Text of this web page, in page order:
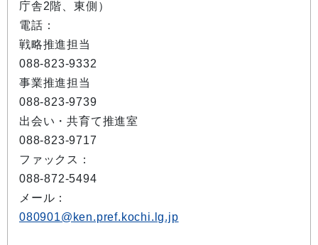
庁舎2階、東側）
電話：
戦略推進担当
088-823-9332
事業推進担当
088-823-9739
出会い・共育て推進室
088-823-9717
ファックス：
088-872-5494
メール：
080901@ken.pref.kochi.lg.jp